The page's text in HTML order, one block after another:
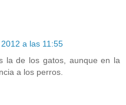
a las 11:55
la de los gatos, aunque en la
a los perros.